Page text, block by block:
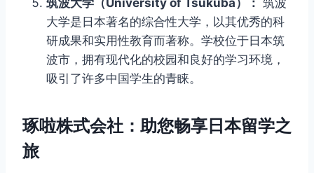
大学是日本著名的综合性大学，以其优秀的科
研成果和实用性教育而著称。学校位于日本筑
波市，拥有现代化的校园和良好的学习环境，
吸引了许多中国学生的青睐。
琢啦株式会社：助您畅享日本留学之
旅